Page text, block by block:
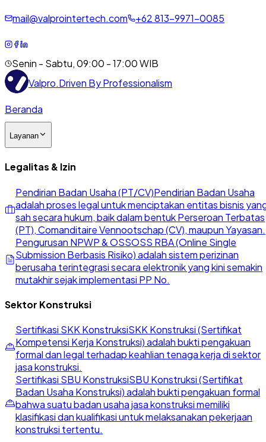
mail@valprointertech.com +62813-9971-0085
Senin - Sabtu, 09:00 - 17:00 WIB
Valpro.Driven By Professionalism
Beranda
Layanan
Legalitas & Izin
Pendirian Badan Usaha (PT/CV)Pendirian Badan Usaha
adalah proses legal untuk menciptakan entitas bisnis
sah secara hukum, baik dalam bentuk Perseroan Terbatas
(PT), Comanditaire Vennootschap (CV), maupun Yayasan.
Pengurusan NPWP & OSSOSS RBA (Online Single
Submission Berbasis Risiko) adalah sistem perizinan
berusaha terintegrasi secara elektronik yang kini semakin
mutakhir sejak implementasi PP No.
Sektor Konstruksi
Sertifikasi SKK KonstruksiSKK Konstruksi (Sertifikat
Kompetensi Kerja Konstruksi) adalah bukti pengakuan
formal dan legal terhadap keahlian tenaga kerja di sektor
jasa konstruksi.
Sertifikasi SBU KonstruksiSBU Konstruksi (Sertifikat
Badan Usaha Konstruksi) adalah bukti pengakuan formal
bahwa suatu badan usaha jasa konstruksi memiliki
klasifikasi dan kualifikasi untuk melaksanakan pekerjaan
konstruksi tertentu.